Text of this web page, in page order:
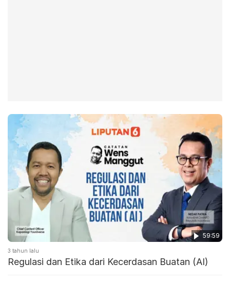
59:59
3 tahun lalu
Regulasi dan Etika dari Kecerdasan Buatan (AI)